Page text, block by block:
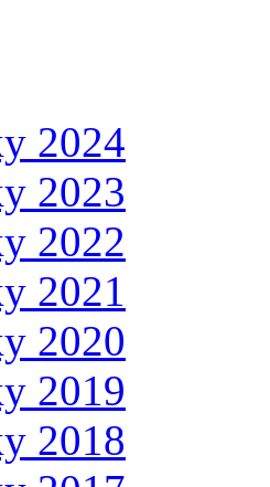
2024
2023
2022
2021
2020
2019
2018